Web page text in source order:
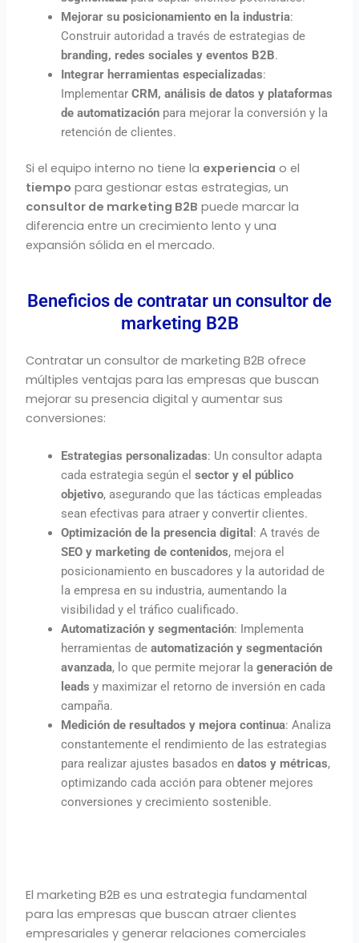
Mejorar su posicionamiento en la industria:
Construir autoridad a través de estrategias de
branding, redes sociales y eventos B2B.
Integrar herramientas especializadas:
ImplementarCRM, análisis de datos y plataformas
de automatización para mejorar la conversión y la
retención de clientes.
Si el equipo interno no tiene la experiencia o el
tiempo para gestionar estas estrategias, un
consultor de marketing B2B puede marcar la
diferencia entre un crecimiento lento y una
expansión sólida en el mercado.
Beneficios de contratar un consultor de
marketing B2B
Contratar un consultor de marketing B2B ofrece
múltiples ventajas para las empresas que buscan
mejorar su presencia digital y aumentar sus
conversiones:
Estrategias personalizadas: Un consultor adapta
cada estrategia según elsector y el público
objetivo, asegurando que las tácticas empleadas
sean efectivas para atraer y convertir clientes.
Optimización de la presencia digital : A través de
SEO y marketing de contenidos, mejora el
posicionamiento en buscadores y la autoridad de
la empresa en su industria, aumentando la
visibilidad y el tráfico cualificado.
Automatización y segmentación: Implementa
herramientas deautomatización y segmentación
avanzada, lo que permite mejorar lageneración de
leads y maximizar el retorno de inversión en cada
campaña.
Medición de resultados y mejora continua: Analiza
constantemente el rendimiento de las estrategias
para realizar ajustes basados endatos y métricas,
optimizando cada acción para obtener mejores
conversiones y crecimiento sostenible.
El marketing B2B es una estrategia fundamental
para las empresas que buscan atraer clientes
empresariales y generar relaciones comerciales